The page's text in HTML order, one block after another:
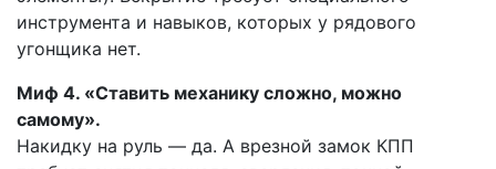
инструмента и навыков, которых у рядового
угонщика нет.
Миф 4. «Ставить механику сложно, можно
самому».
Накидку на руль — да. А врезной замок КПП